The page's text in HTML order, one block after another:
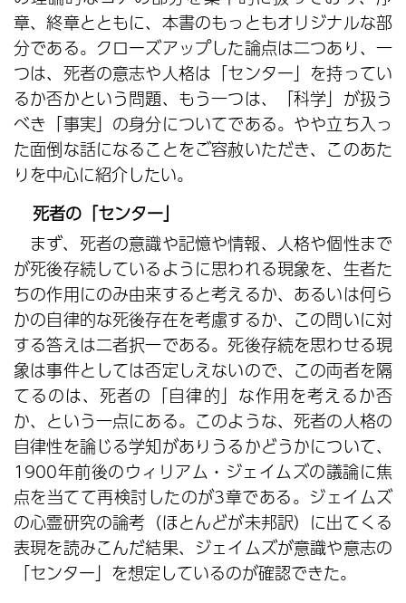
章、終章とともに、本書のもっともオリジナルな部
分である。クローズアップした論点は二つあり、一
つは、死者の意志や人格は「センター」を持ってい
るか否かという問題、もう一つは、「科学」が扱う
べき「事実」の身分についてである。やや立ち入っ
た面倒な話になることをご容赦いただき、このあた
りを中心に紹介したい。
死者の「センター」
まず、死者の意識や記憶や情報、人格や個性まで
が死後存続しているように思われる現象を、生者た
ちの作用にのみ由来すると考えるか、あるいは何ら
かの自律的な死後存在を考慮するか、この問いに対
する答えは二者択一である。死後存続を思わせる現
象は事件としては否定しえないので、この両者を隔
てるのは、死者の「自律的」な作用を考えるか否
か、という一点にある。このような、死者の人格の
自律性を論じる学知がありうるかどうかについて、
1900年前後のウィリアム・ジェイムズの議論に焦
点を当てて再検討したのが3章である。ジェイムズ
の心霊研究の論考（ほとんどが未邦訳）に出てくる
表現を読みこんだ結果、ジェイムズが意識や意志の
「センター」を想定しているのが確認できた。